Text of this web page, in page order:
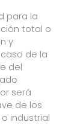
para la
total o
y
de la
del
será
de los
industrial